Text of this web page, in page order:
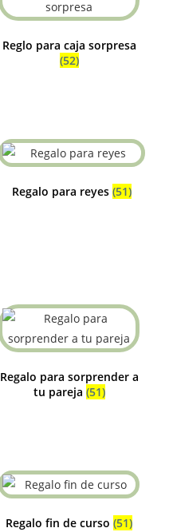
Reglo para caja sorpresa
(52)
Regalo para reyes (51)
Regalo para sorprender a
tu pareja (51)
Regalo fin de curso (51)